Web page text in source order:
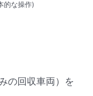
的な操作)
の回収車両）を